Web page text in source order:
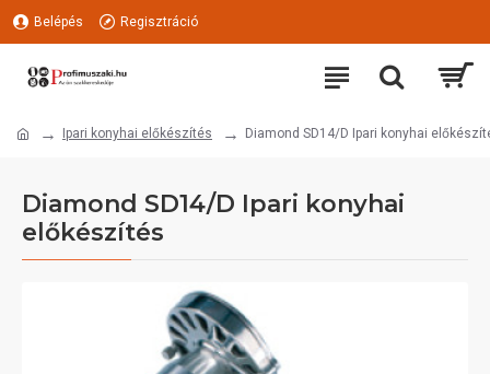
Belépés Regisztráció
Ipari konyhai előkészítés Diamond SD14/D Ipari konyhai
Diamond SD14/D Ipari konyhai
előkészítés